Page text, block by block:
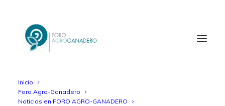
Inicio
Foro Agro-Ganadero
Noticias en FORO AGRO-GANADERO